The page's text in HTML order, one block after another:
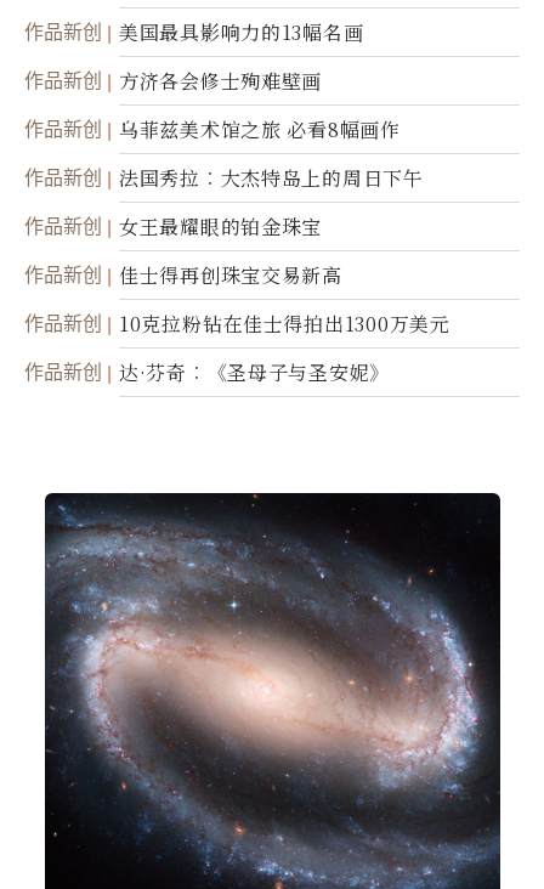
作品新创 美国最具影响力的13幅名画
作品新创 方济各会修士殉难壁画
作品新创 乌菲兹美术馆之旅 必看8幅画作
作品新创 法国秀拉︰大杰特岛上的周日下午
作品新创 女王最耀眼的铂金珠宝
作品新创 佳士得再创珠宝交易新高
作品新创 10克拉粉钻在佳士得拍出1300万美元
作品新创 达·芬奇︰《圣母子与圣安妮》